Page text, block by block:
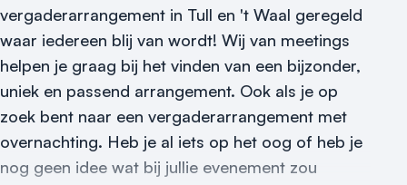
Locatiegids
Meld locatie aan
Nieuws
Reviews (5⭐️)
Contact
vergaderarrangement in Tull en 't Waal geregeld
waar iedereen blij van wordt! Wij van meetings
helpen je graag bij het vinden van een bijzonder,
uniek en passend arrangement. Ook als je op
zoek bent naar een vergaderarrangement met
overnachting. Heb je al iets op het oog of heb je
nog geen idee wat bij jullie evenement zou